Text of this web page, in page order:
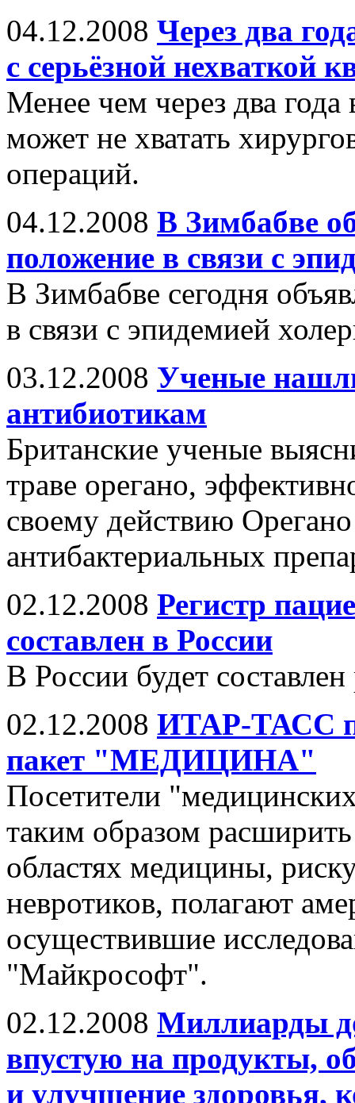
04.12.2008 Через два
с серьёзной нехваткой
Менее чем через два
может не хватать
операций.
04.12.2008 В Зимбабве
положение в связи с
В Зимбабве сегодня
в связи с эпидемией
03.12.2008 Ученые
антибиотикам
Британские ученые
траве орегано,
своему действию
антибактериальных
02.12.2008 Регистр
составлен в России
В России будет
02.12.2008 ИТАР-ТАСС
пакет "МЕДИЦИНА"
Посетители
таким образом
областях медицины,
невротиков, полагают
осуществившие
"Майкрософт".
02.12.2008 Миллиарды
впустую на продукты,
и улучшение здоровья,